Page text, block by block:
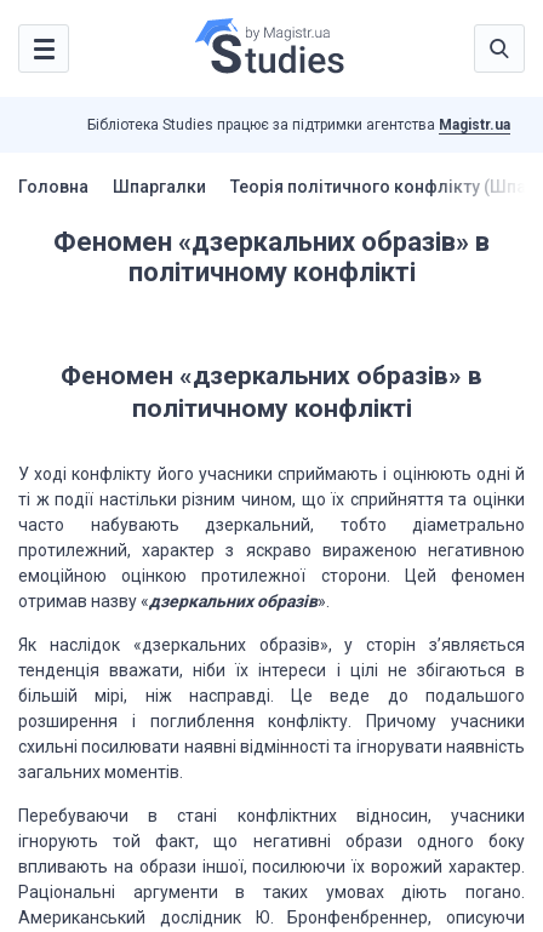
Бібліотека Studies працює за підтримки агентства Magistr.ua
Головна Шпаргалки Теорія політичного конфлікту
Феномен «дзеркальних образів» в
політичному конфлікті
Феномен «дзеркальних образів» в
політичному конфлікті
У ході конфлікту його учасники сприймають і оцінюють одні й
ті ж події настільки різним чином, що їх сприйняття та оцінки
часто набувають дзеркальний, тобто діаметрально
протилежний, характер з яскраво вираженою негативною
емоційною оцінкою протилежної сторони. Цей феномен
отримав назву «дзеркальних образів».
Як наслідок «дзеркальних образів», у сторін з’являється
тенденція вважати, ніби їх інтереси і цілі не збігаються в
більшій мірі, ніж насправді. Це веде до подальшого
розширення і поглиблення конфлікту. Причому учасники
схильні посилювати наявні відмінності та ігнорувати наявність
загальних моментів.
Перебуваючи в стані конфліктних відносин, учасники
ігнорують той факт, що негативні образи одного боку
впливають на образи іншої, посилюючи їх ворожий характер.
Раціональні аргументи в таких умовах діють погано.
Американський дослідник Ю. Бронфенбреннер, описуючи